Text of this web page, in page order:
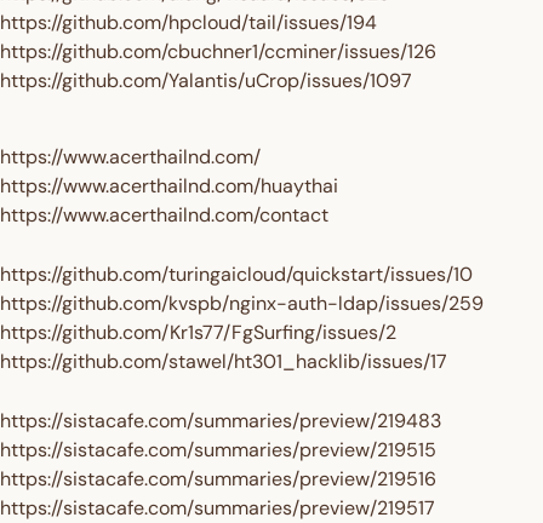
https://github.com/hpcloud/tail/issues/194
https://github.com/cbuchner1/ccminer/issues/126
https://github.com/Yalantis/uCrop/issues/1097
https://www.acerthailnd.com/
https://www.acerthailnd.com/huaythai
https://www.acerthailnd.com/contact
https://github.com/turingaicloud/quickstart/issues/10
https://github.com/kvspb/nginx-auth-ldap/issues/259
https://github.com/Kr1s77/FgSurfing/issues/2
https://github.com/stawel/ht301_hacklib/issues/17
https://sistacafe.com/summaries/preview/219483
https://sistacafe.com/summaries/preview/219515
https://sistacafe.com/summaries/preview/219516
https://sistacafe.com/summaries/preview/219517